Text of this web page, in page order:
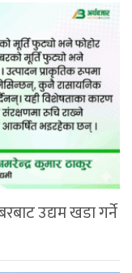
उद्यम खडा गर्ने